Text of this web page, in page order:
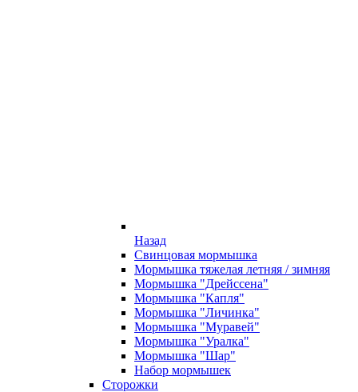
Назад
Свинцовая мормышка
Мормышка тяжелая летняя / зимняя
Мормышка "Дрейссена"
Мормышка "Капля"
Мормышка "Личинка"
Мормышка "Муравей"
Мормышка "Уралка"
Мормышка "Шар"
Набор мормышек
Сторожки